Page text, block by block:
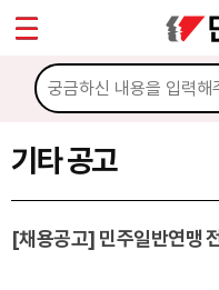
기타 공고
[채용공고] 민주일반연맹
마이페이지
소개
소식
공지사항
성명·보도